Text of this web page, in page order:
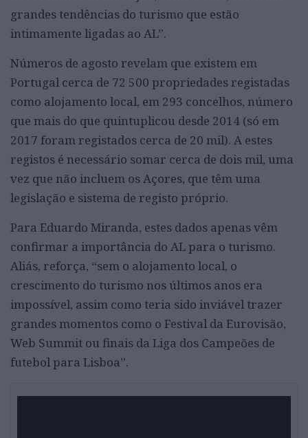
grandes tendências do turismo que estão
intimamente ligadas ao AL”.
Números de agosto revelam que existem em
Portugal cerca de 72 500 propriedades registadas
como alojamento local, em 293 concelhos, número
que mais do que quintuplicou desde 2014 (só em
2017 foram registados cerca de 20 mil). A estes
registos é necessário somar cerca de dois mil, uma
vez que não incluem os Açores, que têm uma
legislação e sistema de registo próprio.
Para Eduardo Miranda, estes dados apenas vêm
confirmar a importância do AL para o turismo.
Aliás, reforça, “sem o alojamento local, o
crescimento do turismo nos últimos anos era
impossível, assim como teria sido inviável trazer
grandes momentos como o Festival da Eurovisão,
Web Summit ou finais da Liga dos Campeões de
futebol para Lisboa”.